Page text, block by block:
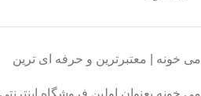
می خونه | معتبرترین و حرفه ای ترین